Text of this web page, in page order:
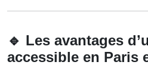
🔹 Les avantages
accessible en Paris